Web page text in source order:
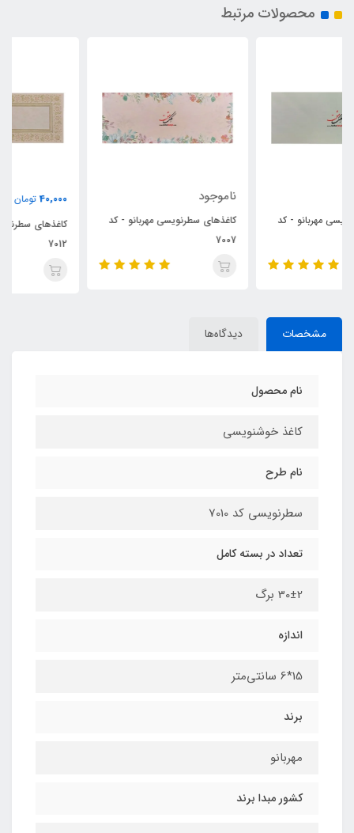
محصولات مرتبط
کاغذهای سطرنویسی مهربانو - کد
کاغذهای سطرنویسی مهربانو - کد
مشخصات دیدگاه‌ها
نام محصول
کاغذ خوشنویسی
نام طرح
سطرنویسی کد 7010
تعداد در بسته کامل
30±2 برگ
اندازه
15*6 سانتی‌متر
برند
مهربانو
کشور مبدا برند